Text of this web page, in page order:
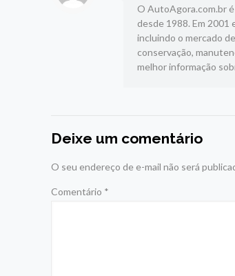
O AutoAgora.com.br
desde 1988. Em
incluindo o mercado
conservação,
melhor informação
Deixe um comentário
O seu endereço de e-mail não será
Comentário *